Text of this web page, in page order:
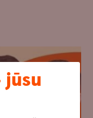
jūsu